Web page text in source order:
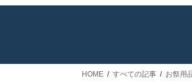
HOME すべての記事 お祭用